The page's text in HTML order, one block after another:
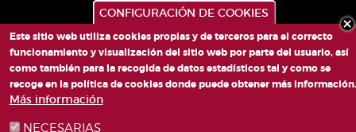
PLAZA DE SAN LORENZO, 4 VALÈNCIA 46003
CONFIGURACIÓN DE COOKIES
Este sitio web utiliza cookies propias y de terceros para el correcto
funcionamiento y visualización del sitio web por parte del usuario, así
como también para la recogida de datos estadísticos tal y como se
recoge en la política de cookies donde puede obtener más información.
Más información
NECESARIAS